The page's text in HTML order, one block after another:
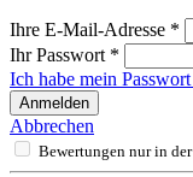
Ihre E-Mail-Adresse *
Ihr Passwort *
Ich habe mein Passwort
Anmelden
Abbrechen
Bewertungen nur in